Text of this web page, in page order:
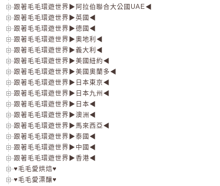
跟著毛毛環遊世界▶阿拉伯聯合大公國UAE◀
跟著毛毛環遊世界▶英國◀
跟著毛毛環遊世界▶德國◀
跟著毛毛環遊世界▶奧地利◀
跟著毛毛環遊世界▶義大利◀
跟著毛毛環遊世界▶美國紐約◀
跟著毛毛環遊世界▶美國奧蘭多◀
跟著毛毛環遊世界▶日本東京◀
跟著毛毛環遊世界▶日本九州◀
跟著毛毛環遊世界▶日本◀
跟著毛毛環遊世界▶澳洲◀
跟著毛毛環遊世界▶馬來西亞◀
跟著毛毛環遊世界▶泰國◀
跟著毛毛環遊世界▶中國◀
跟著毛毛環遊世界▶香港◀
♥毛毛愛烘焙♥
♥毛毛愛漂釀♥